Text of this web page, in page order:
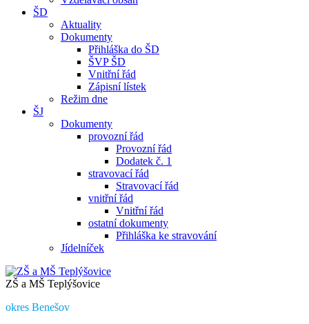
ŠD
Aktuality
Dokumenty
Přihláška do ŠD
ŠVP ŠD
Vnitřní řád
Zápisní lístek
Režim dne
ŠJ
Dokumenty
provozní řád
Provozní řád
Dodatek č. 1
stravovací řád
Stravovací řád
vnitřní řád
Vnitřní řád
ostatní dokumenty
Přihláška ke stravování
Jídelníček
ZŠ a MŠ Teplýšovice
okres Benešov